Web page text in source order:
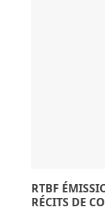
RTBF
RÉCITS DE